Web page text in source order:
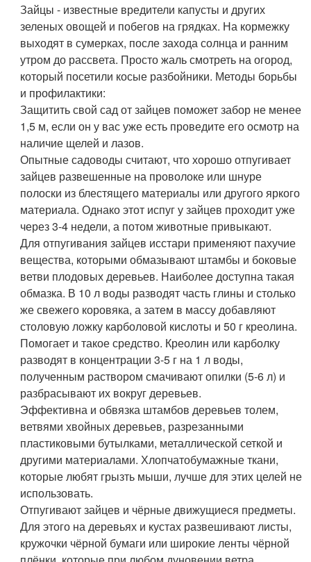
Зайцы - известные вредители капусты и других
зеленых овощей и побегов на грядках. На кормежку
выходят в сумерках, после захода солнца и ранним
утром до рассвета. Просто жаль смотреть на огород,
который посетили косые разбойники. Методы борьбы
и профилактики:
Защитить свой сад от зайцев поможет забор не менее
1,5 м, если он у вас уже есть проведите его осмотр на
наличие щелей и лазов.
Опытные садоводы считают, что хорошо отпугивает
зайцев развешенные на проволоке или шнуре
полоски из блестящего материалы или другого яркого
материала. Однако этот испуг у зайцев проходит уже
через 3-4 недели, а потом животные привыкают.
Для отпугивания зайцев исстари применяют пахучие
вещества, которыми обмазывают штамбы и боковые
ветви плодовых деревьев. Наиболее доступна такая
обмазка. В 10 л воды разводят часть глины и столько
же свежего коровяка, а затем в массу добавляют
столовую ложку карболовой кислоты и 50 г креолина.
Помогает и такое средство. Креолин или карболку
разводят в концентрации 3-5 г на 1 л воды,
полученным раствором смачивают опилки (5-6 л) и
разбрасывают их вокруг деревьев.
Эффективна и обвязка штамбов деревьев толем,
ветвями хвойных деревьев, разрезанными
пластиковыми бутылками, металлической сеткой и
другими материалами. Хлопчатобумажные ткани,
которые любят грызть мыши, лучше для этих целей не
использовать.
Отпугивают зайцев и чёрные движущиеся предметы.
Для этого на деревьях и кустах развешивают листы,
кружочки чёрной бумаги или широкие ленты чёрной